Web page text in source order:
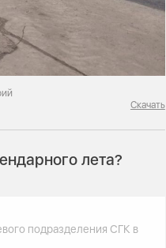
Скачать
лета?
подразделения СГК в